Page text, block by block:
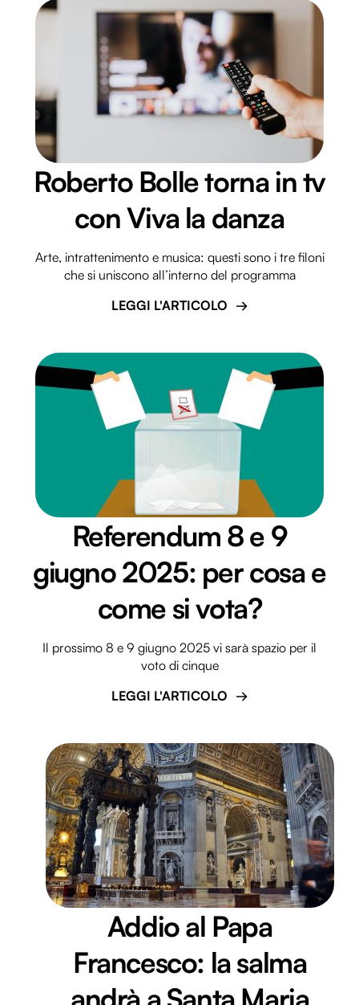
Roberto Bolle torna in tv
con Viva la danza
Arte, intrattenimento e musica: questi sono i tre filoni
che si uniscono all’interno del programma
LEGGI L'ARTICOLO
Referendum 8 e 9
giugno 2025: per cosa e
come si vota?
Il prossimo 8 e 9 giugno 2025 vi sarà spazio per il
voto di cinque
LEGGI L'ARTICOLO
Addio al Papa
Francesco: la salma
andrà a Santa Maria